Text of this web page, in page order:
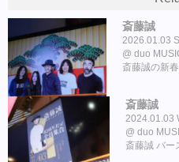
斎藤誠
2026.01.03
duo
斎藤誠の新
斎藤誠
2024.01.03
duo
斎藤誠 バー